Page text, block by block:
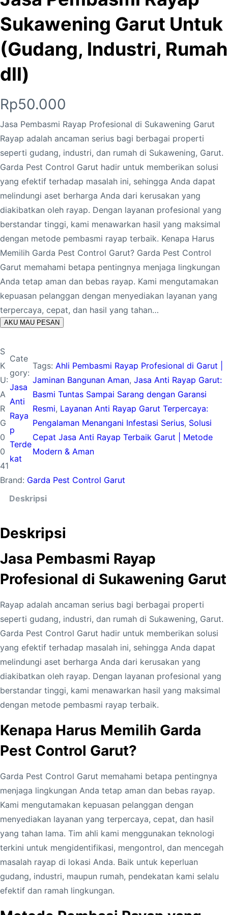
Sukawening Garut Untuk
(Gudang, Industri, Rumah
dll)
Rp50.000
Jasa Pembasmi Rayap Profesional di Sukawening Garut
Rayap adalah ancaman serius bagi berbagai properti
seperti gudang, industri, dan rumah di Sukawening, Garut.
Garda Pest Control Garut hadir untuk memberikan solusi
yang efektif terhadap masalah ini, sehingga Anda dapat
melindungi aset berharga Anda dari kerusakan yang
diakibatkan oleh rayap. Dengan layanan profesional yang
berstandar tinggi, kami menawarkan hasil yang maksimal
dengan metode pembasmi rayap terbaik. Kenapa Harus
Memilih Garda Pest Control Garut? Garda Pest Control
Garut memahami betapa pentingnya menjaga lingkungan
Anda tetap aman dan bebas rayap. Kami mengutamakan
kepuasan pelanggan dengan menyediakan layanan yang
terpercaya, cepat, dan hasil yang tahan…
AKU MAU PESAN
S
K
U:
A
R
G
0
0
41
Cate
gory:
Jasa
Anti
Raya
p
Terde
kat
Tags:Ahli Pembasmi Rayap Profesional di Garut |
Jaminan Bangunan Aman, Jasa Anti Rayap Garut:
Basmi Tuntas Sampai Sarang dengan Garansi
Resmi, Layanan Anti Rayap Garut Terpercaya:
Pengalaman Menangani Infestasi Serius, Solusi
Cepat Jasa Anti Rayap Terbaik Garut | Metode
Modern & Aman
Brand: Garda Pest Control Garut
Deskripsi
Deskripsi
Jasa Pembasmi Rayap
Profesional di Sukawening Garut
Rayap adalah ancaman serius bagi berbagai properti
seperti gudang, industri, dan rumah di Sukawening, Garut.
Garda Pest Control Garut hadir untuk memberikan solusi
yang efektif terhadap masalah ini, sehingga Anda dapat
melindungi aset berharga Anda dari kerusakan yang
diakibatkan oleh rayap. Dengan layanan profesional yang
berstandar tinggi, kami menawarkan hasil yang maksimal
dengan metode pembasmi rayap terbaik.
Kenapa Harus Memilih Garda
Pest Control Garut?
Garda Pest Control Garut memahami betapa pentingnya
menjaga lingkungan Anda tetap aman dan bebas rayap.
Kami mengutamakan kepuasan pelanggan dengan
menyediakan layanan yang terpercaya, cepat, dan hasil
yang tahan lama. Tim ahli kami menggunakan teknologi
terkini untuk mengidentifikasi, mengontrol, dan mencegah
masalah rayap di lokasi Anda. Baik untuk keperluan
gudang, industri, maupun rumah, pendekatan kami selalu
efektif dan ramah lingkungan.